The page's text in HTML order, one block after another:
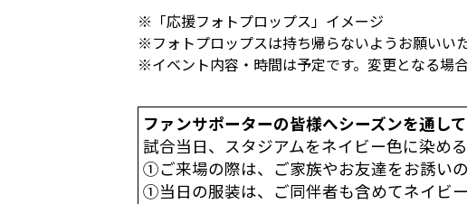
※「応援フォトプロップス」イメージ
※フォトプロップスは持ち帰らないようお願いいた
※イベント内容・時間は予定です。変更となる場
ファンサポーターの皆様へシーズンを通し
試合当日、スタジアムをネイビー色に染め
①ご来場の際は、ご家族やお友達をお誘い
①当日の服装は、ご同伴者も含めてネイビ